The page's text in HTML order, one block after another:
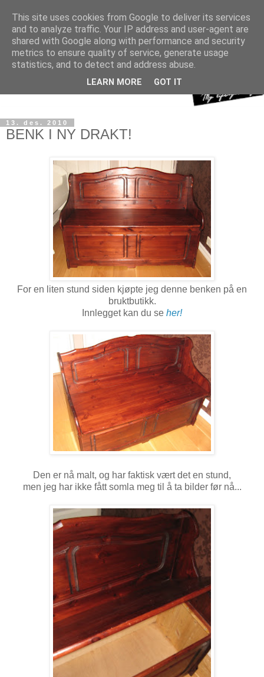
13. des. 2010
BENK I NY DRAKT!
For en liten stund siden kjøpte jeg denne benken på en
bruktbutikk.
Innlegget kan du se her!
Den er nå malt, og har faktisk vært det en stund,
men jeg har ikke fått somla meg til å ta bilder før nå...
This site uses cookies from Google to deliver its services
and to analyze traffic. Your IP address and user-agent are
shared with Google along with performance and security
metrics to ensure quality of service, generate usage
statistics, and to detect and address abuse.
LEARN MORE GOT IT